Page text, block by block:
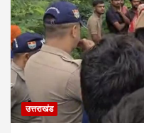
उत्तराखंड